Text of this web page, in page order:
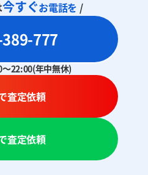
今すぐお電話を /
777
22:00(年中無休)
査定依頼
査定依頼